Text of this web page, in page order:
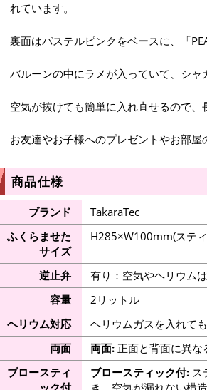
れています。
裏面はパステルピンクをベースに、「
バルーンの中にラメが入っていて、シャ
空気が抜けても簡単に入れ直せるので、
お友達やお子様へのプレゼントやお部屋
商品仕様
ブランド
TakaraTec
ふくらませた
サイズ
H285×W100mm(スティ
逆止弁
有り：空気やヘリウム
容量
2リットル
ヘリウム対応
ヘリウムガスを入れても
両面
両面:正面と背面に異な
ブロースティ
ック付
ブロースティック付:ス
き、空気が漏れない構